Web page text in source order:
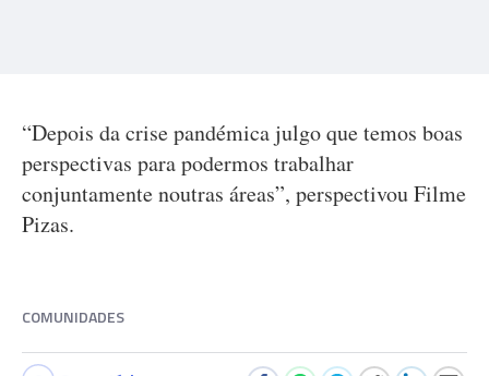
“Depois da crise pandémica julgo que temos boas
perspectivas para podermos trabalhar
conjuntamente noutras áreas”, perspectivou Filme
Pizas.
COMUNIDADES